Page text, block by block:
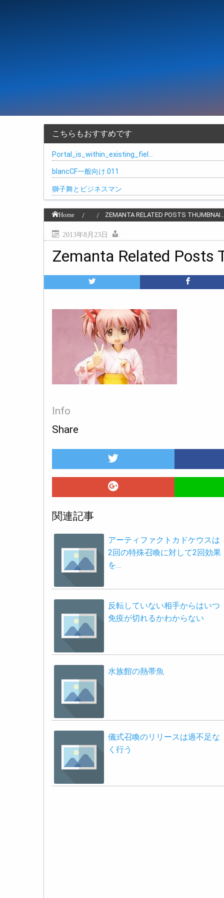
こちらもおすすめです
Portal_is_within_existing_fiel…
blancCF一般向け.011
獅子舞とビジネスマン
Home ZEMANTA RELATED POSTS THUMBNAI…
2013年8月23日 :
Zemanta Related Posts
Info
Share
関連記事
アーティファクトカドケウスは
2回の特殊召喚に対して2回効果
を…
反転していない相手からはいつ
免疫が切れるかわからない
水族館の熱帯魚
儀式召喚のリリースは過不足な
く行う